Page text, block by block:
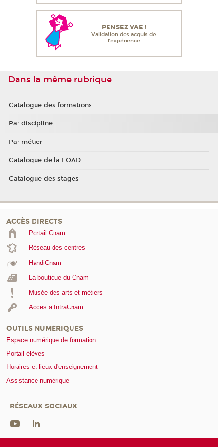
PENSEZ VAE !
Validation des acquis de
l'expérience
Dans la même rubrique
Catalogue des formations
Par discipline
Par métier
Catalogue de la FOAD
Catalogue des stages
ACCÈS DIRECTS
Portail Cnam
Réseau des centres
HandiCnam
La boutique du Cnam
Musée des arts et métiers
Accès à IntraCnam
OUTILS NUMÉRIQUES
Espace numérique de formation
Portail élèves
Horaires et lieux d'enseignement
Assistance numérique
RÉSEAUX SOCIAUX